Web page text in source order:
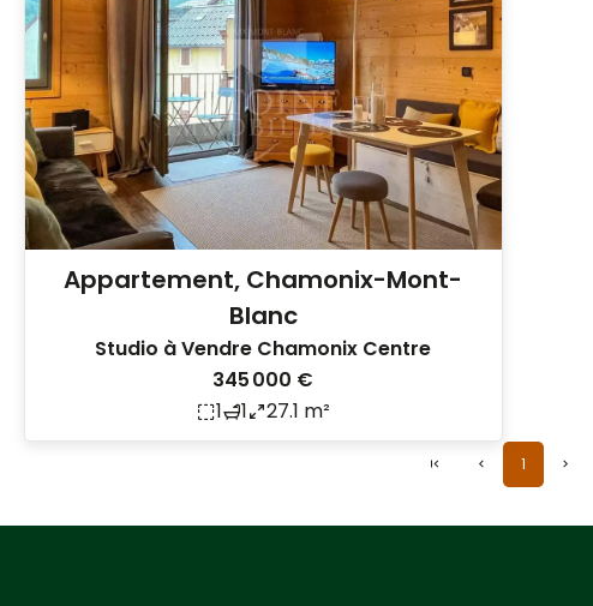
Appartement, Chamonix-Mont-
Blanc
Studio à Vendre Chamonix Centre
345 000 €
1
1 27.1 m²
1